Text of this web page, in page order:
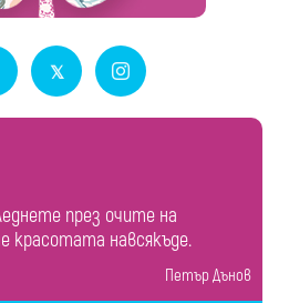
през очите на
красотата навсякъде.
Петър Дънов